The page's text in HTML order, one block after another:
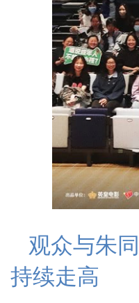
观众与朱
持续走高